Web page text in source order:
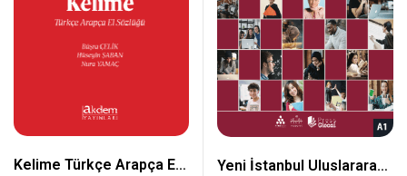
Kelime Türkçe Arapça El
Yeni İstanbul Uluslararası